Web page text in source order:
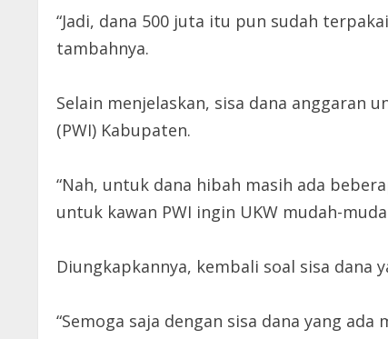
“Jadi, dana 500 juta itu pun sudah
tambahnya.
Selain menjelaskan, sisa dana anggaran
(PWI) Kabupaten.
“Nah, untuk dana hibah masih ada
untuk kawan PWI ingin UKW mudah-
Diungkapkannya, kembali soal sisa dana
“Semoga saja dengan sisa dana yang